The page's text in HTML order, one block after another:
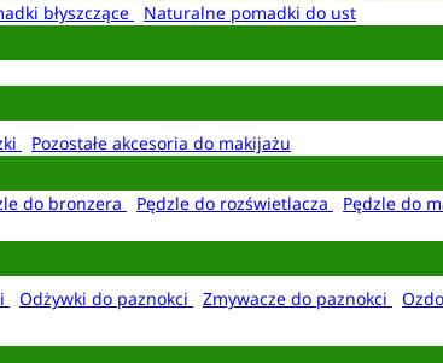
błyszczące
Naturalne pomadki do ust
Pozostałe akcesoria do makijażu
do bronzera Pędzle do rozświetlacza Pędzle do
Odżywki do paznokci Zmywacze do paznokci